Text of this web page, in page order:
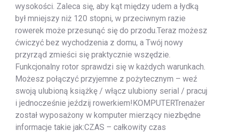
wysokości. Zaleca się, aby kąt między udem a łydką
był mniejszy niż 120 stopni, w przeciwnym razie
rowerek może przesunąć się do przodu.Teraz możesz
ćwiczyć bez wychodzenia z domu, a Twój nowy
przyrząd zmieści się praktycznie wszędzie.
Funkcjonalny rotor sprawdzi się w każdych warunkach.
Możesz połączyć przyjemne z pożytecznym – weź
swoją ulubioną książkę / włącz ulubiony serial / pracuj
i jednocześnie jeździj rowerkiem!KOMPUTERTrenażer
został wyposażony w komputer mierzący niezbędne
informacje takie jak:CZAS – całkowity czas